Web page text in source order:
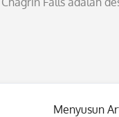
Menyusun